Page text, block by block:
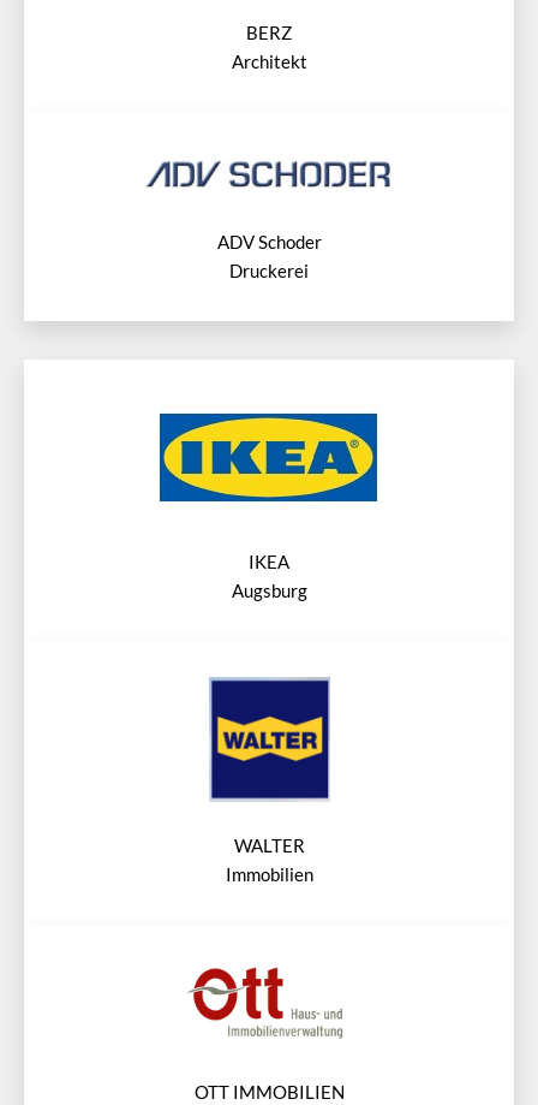
BERZ
Architekt
ADV Schoder
Druckerei
IKEA
Augsburg
WALTER
Immobilien
OTT IMMOBILIEN